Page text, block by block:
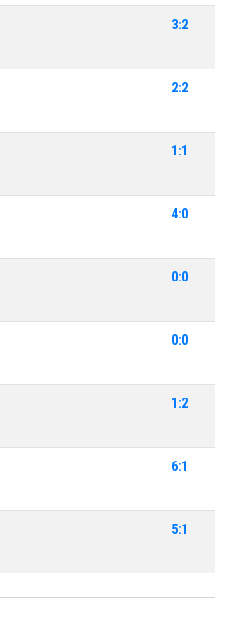
3:2
2:2
1:1
4:0
0:0
0:0
1:2
6:1
5:1